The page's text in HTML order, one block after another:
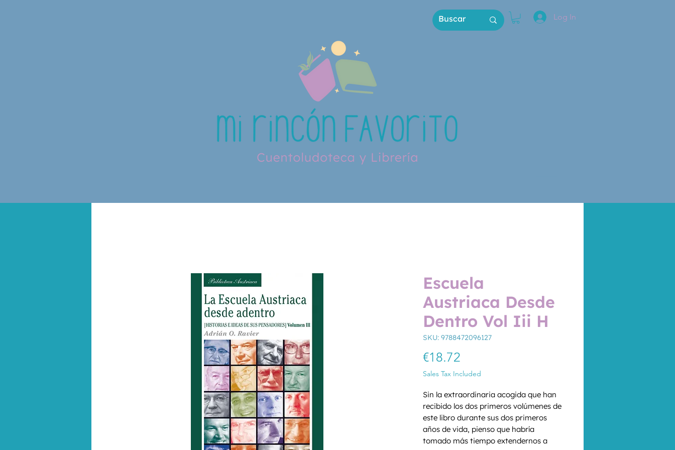
Log In
Escuela
Austriaca Desde
Dentro Vol Iii H
SKU: 9788472096127
€18.72
Sales Tax Included
Sin la extraordinaria acogida que han
recibido los dos primeros volúmenes de
este libro durante sus dos primeros
años de vida, pienso que habría
tomado más tiempo extendernos a